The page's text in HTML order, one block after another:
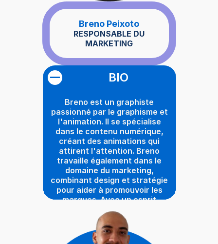
Breno Peixoto
RESPONSABLE DU
MARKETING
BIO
Breno est un graphiste
passionné par le graphisme et
l'animation. Il se spécialise
dans le contenu numérique,
créant des animations qui
attirent l'attention. Breno
travaille également dans le
domaine du marketing,
combinant design et stratégie
pour aider à promouvoir les
marques. Avec un esprit
créatif et un amour pour les
défis, il apporte des idées
fraîches et efficaces à
chaque projet.